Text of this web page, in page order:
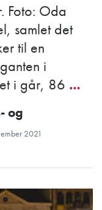
Foto: Oda
samlet det
til en
i
i går, 86 …
og
2021